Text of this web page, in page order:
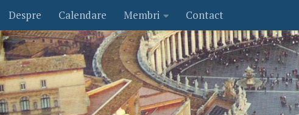
Skip to content
Despre Calendare Membri Contact